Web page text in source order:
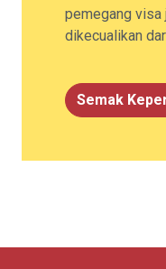
pemegang visa
dikecualikan
Semak